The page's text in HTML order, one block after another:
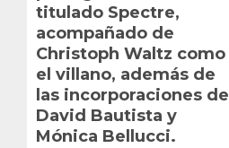
titulado Spectre,
acompañado de
Christoph Waltz como
el villano, además de
las incorporaciones de
David Bautista y
Mónica Bellucci.